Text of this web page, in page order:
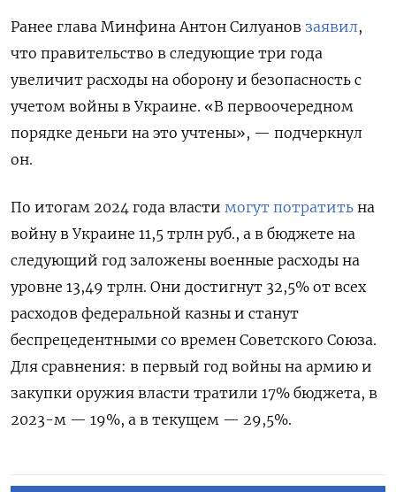
Ранее глава Минфина Антон Силуанов заявил,
что правительство в следующие три года
увеличит расходы на оборону и безопасность с
учетом войны в Украине. «В первоочередном
порядке деньги на это учтены», — подчеркнул
он.
По итогам 2024 года власти могут потратить на
войну в Украине 11,5 трлн руб., а в бюджете на
следующий год заложены военные расходы на
уровне 13,49 трлн. Они достигнут 32,5% от всех
расходов федеральной казны и станут
беспрецедентными со времен Советского Союза.
Для сравнения: в первый год войны на армию и
закупки оружия власти тратили 17% бюджета, в
2023-м — 19%, а в текущем — 29,5%.